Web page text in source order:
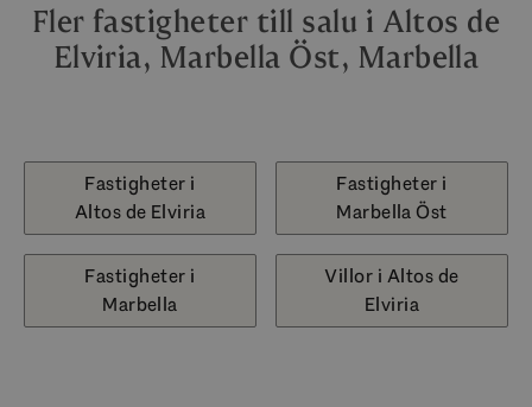
Fler fastigheter till salu i Altos de
Elviria, Marbella Öst, Marbella
Fastigheter i
Altos de Elviria
Fastigheter i
Marbella Öst
Fastigheter i
Marbella
Villor i Altos de
Elviria